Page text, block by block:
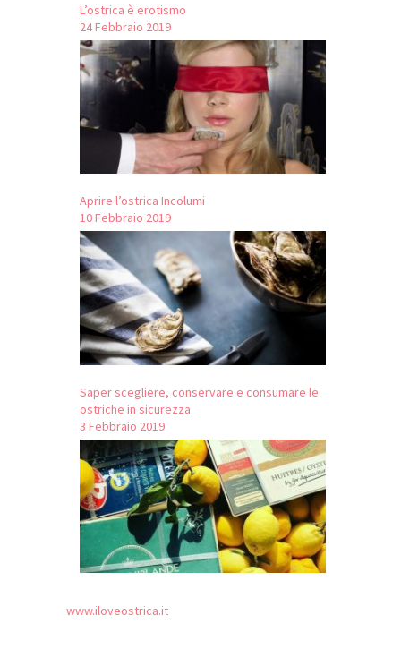
L’ostrica è erotismo
24 Febbraio 2019
Aprire l’ostrica Incolumi
10 Febbraio 2019
Saper scegliere, conservare e consumare le
ostriche in sicurezza
3 Febbraio 2019
www.iloveostrica.it